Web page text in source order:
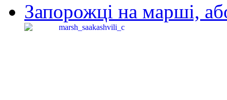
Запорожці на марші,